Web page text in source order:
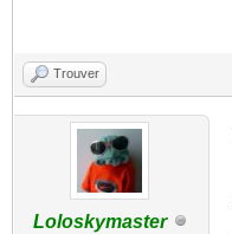
Trouver
Loloskymaster